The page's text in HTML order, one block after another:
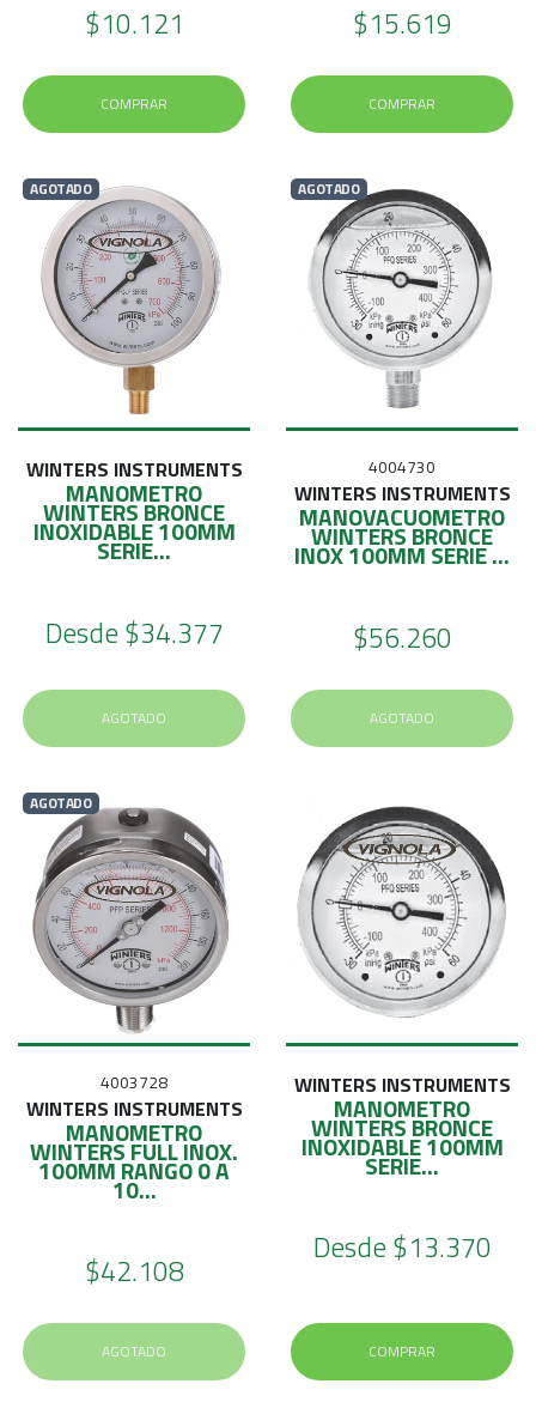
$10.121
COMPRAR
$15.619
COMPRAR
AGOTADO
WINTERS INSTRUMENTS
MANOMETRO
WINTERS BRONCE
INOXIDABLE 100MM
SERIE...
Desde$34.377
AGOTADO
AGOTADO
4004730
WINTERS INSTRUMENTS
MANOVACUOMETRO
WINTERS BRONCE
INOX 100MM SERIE ...
$56.260
AGOTADO
AGOTADO
4003728
WINTERS INSTRUMENTS
MANOMETRO
WINTERS FULL INOX.
100MM RANGO 0 A
10...
$42.108
AGOTADO
WINTERS INSTRUMENTS
MANOMETRO
WINTERS BRONCE
INOXIDABLE 100MM
SERIE...
Desde$13.370
COMPRAR